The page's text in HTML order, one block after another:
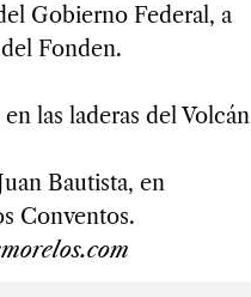
Gobierno Federal, a
Fonden.
las laderas del Volcán
Bautista, en
Conventos.